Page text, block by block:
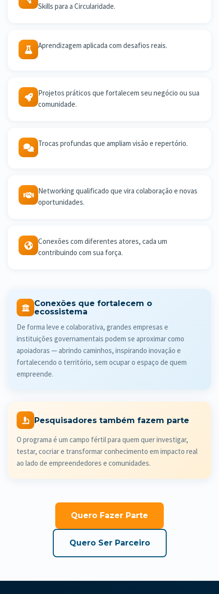
Skills para a Circularidade.
Aprendizagem aplicada com desafios reais.
Projetos práticos que fortalecem seu negócio ou sua
comunidade.
Trocas profundas que ampliam visão e repertório.
Networking qualificado que vira colaboração e novas
oportunidades.
Conexões com diferentes atores, cada um
contribuindo com sua força.
Conexões que fortalecem o
ecossistema
De forma leve e colaborativa, grandes empresas e
instituições governamentais podem se aproximar como
apoiadoras — abrindo caminhos, inspirando inovação e
fortalecendo o território, sem ocupar o espaço de quem
empreende.
Pesquisadores também fazem parte
O programa é um campo fértil para quem quer investigar,
testar, cocriar e transformar conhecimento em impacto real
ao lado de empreendedores e comunidades.
Quero Fazer Parte
Quero Ser Parceiro